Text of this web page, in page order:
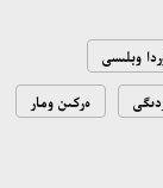
وبلىسى
ەركىن ومار